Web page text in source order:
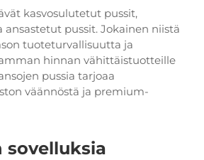
kasvosulutetut pussit,
ansastetut pussit. Jokainen niistä
tuoteturvallisuutta ja
hinnan vähittäistuotteille
pussia tarjoaa
väännöstä ja premium-
sovelluksia